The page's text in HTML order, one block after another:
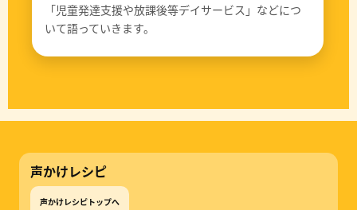
「児童発達支援や放課後等デイサービス」などにつ
いて語っていきます。
声かけレシピ
声かけレシピトップへ